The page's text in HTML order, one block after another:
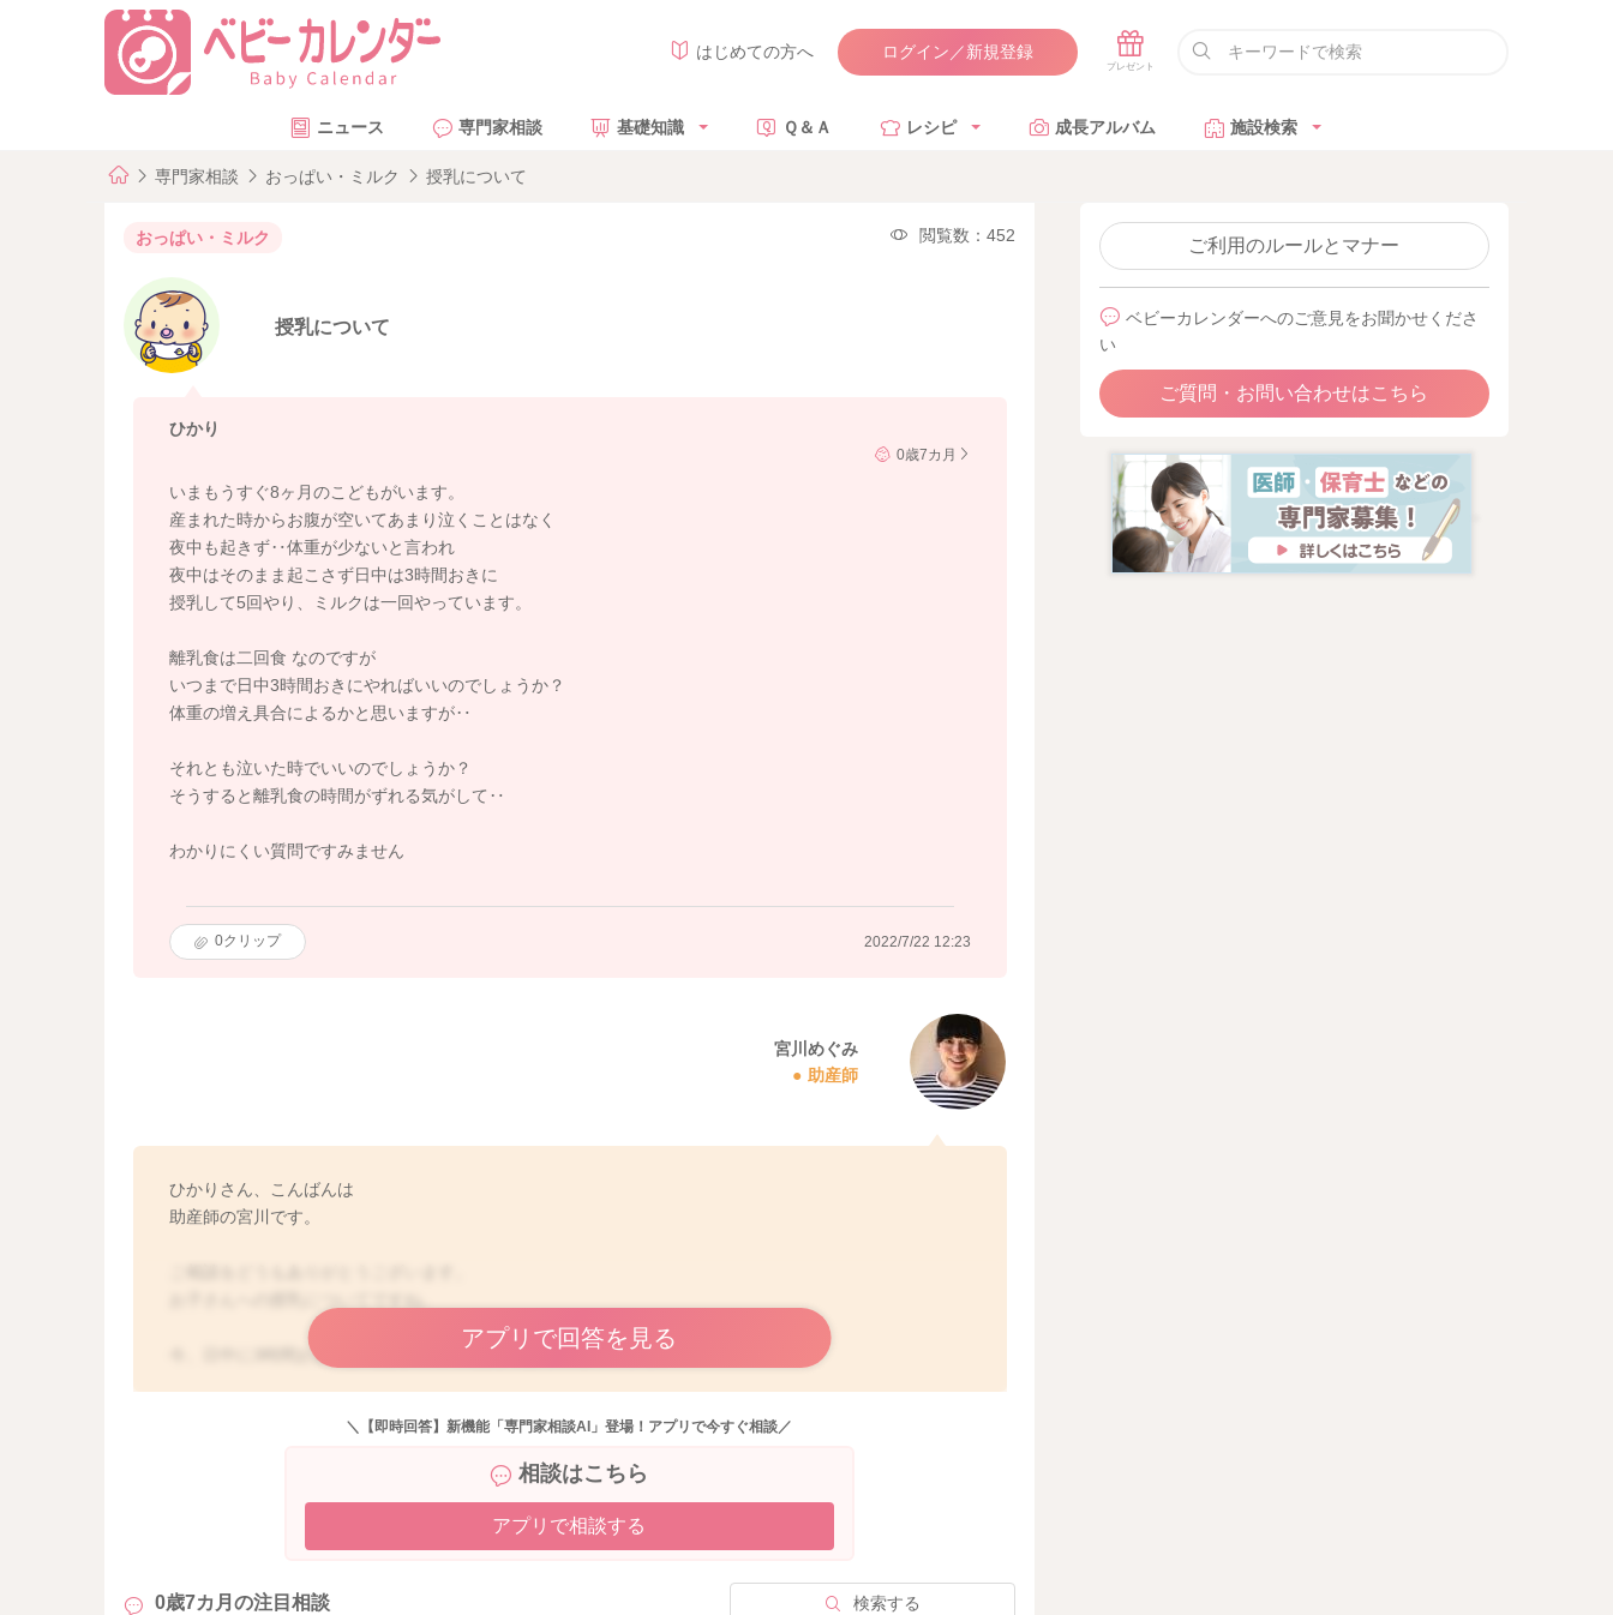
はじめての方へ ログイン／新規登録
ニュース 専門家相談 基礎知識 Ｑ＆Ａ レシピ 成長アルバム 施設検索
専門家相談 おっぱい・ミルク 授乳について
おっぱい・ミルク 閲覧数：452
授乳について
ひかり
0歳7カ月
いまもうすぐ8ヶ月のこどもがいます。
産まれた時からお腹が空いてあまり泣くことはなく
夜中も起きず‥体重が少ないと言われ
夜中はそのまま起こさず日中は3時間おきに
授乳して5回やり、ミルクは一回やっています。
離乳食は二回食 なのですが
いつまで日中3時間おきにやればいいのでしょうか？
体重の増え具合によるかと思いますが‥
それとも泣いた時でいいのでしょうか？
そうすると離乳食の時間がずれる気がして‥
わかりにくい質問ですみません
0クリップ 2022/7/22 12:23
宮川めぐみ
助産師
ひかりさん、こんばんは
助産師の宮川です。
今、日中に3時間おきに授乳をされて5回あげておられるのですね。
リズムもついてきているようですし、実際の体重の笛などわかりませんが、増えてもいて、リズムもでき
ているのでしたら、このままでもいいように思いました。
間隔が空くようになると回数が減り、哺乳量が減ることにもなります。
また離乳食との調整がややこしくなることもあるようでしたら、もう少しこのまま続けてみてはいかがで
アプリで回答を見る
＼【即時回答】新機能「専門家相談AI」登場！アプリで今すぐ相談／
相談はこちら
アプリで相談する
0歳7カ月の注目相談 検索する
ご利用のルールとマナー
ベビーカレンダーへのご意見をお聞かせくださ
い
ご質問・お問い合わせはこちら